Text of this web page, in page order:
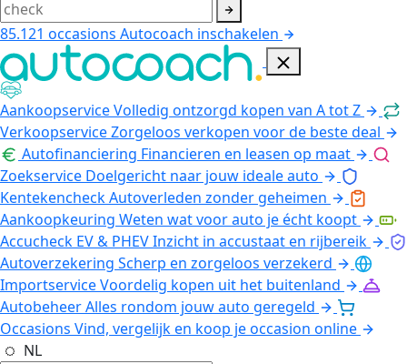
85.121 occasions Autocoach inschakelen
AankoopserviceVolledig ontzorgd kopen van A tot Z
VerkoopserviceZorgeloos verkopen voor de beste deal
Autofinanciering Financieren en leasen op maat
Zoekservice Doelgericht naar jouw ideale auto
KentekencheckAutoverleden zonder geheimen
Aankoopkeuring Weten wat voor auto je écht koopt
Accucheck EV & PHEVInzicht in accustaat en rijbereik
Autoverzekering Scherp en zorgeloos verzekerd
ImportserviceVoordelig kopen uit het buitenland
AutobeheerAlles rondom jouw auto geregeld
Occasions Vind, vergelijk en koop je occasion online
NL